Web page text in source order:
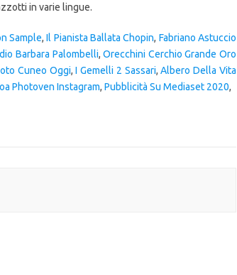
in varie lingue.
Sample,Il Pianista Ballata Chopin, Fabriano Astuccio
Barbara Palombelli,Orecchini Cerchio Grande Oro
Cuneo Oggi,I Gemelli 2 Sassari,Albero Della Vita
Photoven Instagram, Pubblicità Su Mediaset 2020,